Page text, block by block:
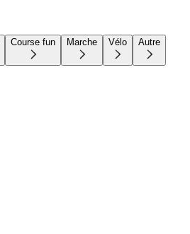
Course fun Marche Vélo Autre